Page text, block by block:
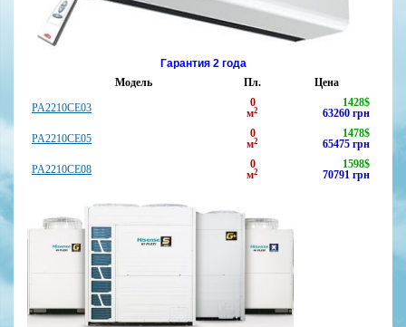
Гарантия 2 года
Модель
Пл.
Цена
PA2210CE03
0
м2
1428$
63260 грн
PA2210CE05
0
м2
1478$
65475 грн
PA2210CE08
0
м2
1598$
70791 грн